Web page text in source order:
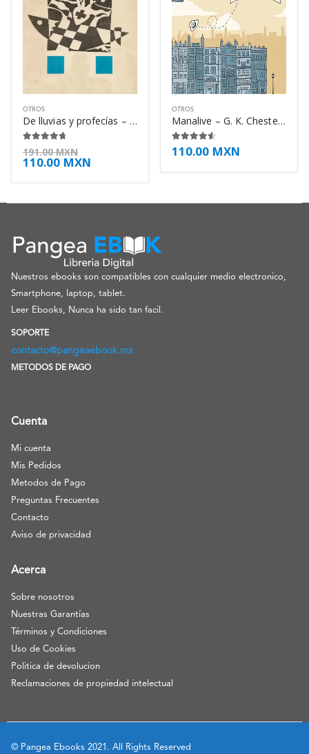
OTROS
De lluvias y profecías – Raúl Remigio Vargas
4.63 de 5
191.00MXN
110.00 MXN
OTROS
Manalive – G. K. Chesterton
4.50de 5
110.00 MXN
Nuestros ebooks son compatibles con cualquier medio electronico,
Smartphone, laptop, tablet.
Leer Ebooks, Nunca ha sido tan facil.
SOPORTE
contacto@pangeaebook.mx
METODOS DE PAGO
Cuenta
Mi cuenta
Mis Pedidos
Metodos de Pago
Preguntas Frecuentes
Contacto
Aviso de privacidad
Acerca
Sobre nosotros
Nuestras Garantías
Términos y Condiciones
Uso de Cookies
Politica de devolucion
Reclamaciones de propiedad intelectual
© Pangea Ebooks 2021. All Rights Reserved